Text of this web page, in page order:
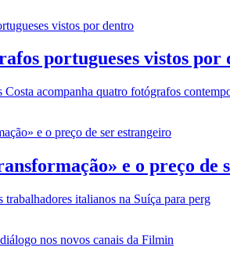
portugueses vistos por
acompanha quatro fotógrafos
e o preço de
trabalhadores italianos na Suíça para perg